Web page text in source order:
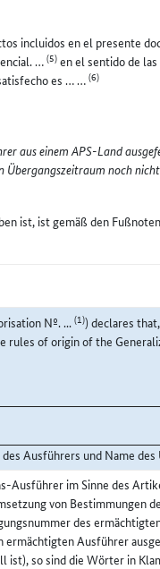
incluidos en el presente
…(5)en el sentido de
es … …(6)
aus einem APS-Land
Übergangszeitraum noch
ist, ist gemäß den
Nº. ...(1)) declares
rules of origin of the
Ausführers und Name
Ausführer im Sinne des
von Bestimmungen
des
Ausführer
so sind die Wörter in